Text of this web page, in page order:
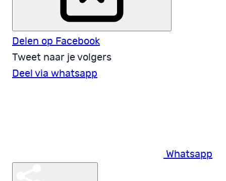
Delen op Facebook
Tweet naar je volgers
Deel via whatsapp
Whatsapp